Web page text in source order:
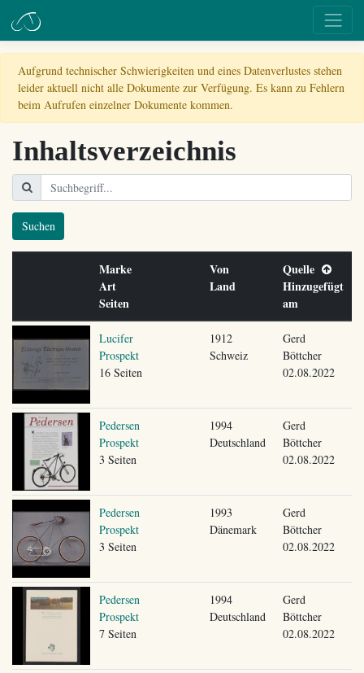
Aufgrund technischer Schwierigkeiten und eines Datenverlustes stehen
leider aktuell nicht alle Dokumente zur Verfügung. Es kann zu Fehlern
beim Aufrufen einzelner Dokumente kommen.
Inhaltsverzeichnis
Suchen
Marke
Art
Seiten
Von
Land
Quelle
Hinzugefügt
am
Lucifer
Prospekt
16 Seiten
1912
Schweiz
Gerd
Böttcher
02.08.2022
Pedersen
Prospekt
3 Seiten
1994
Deutschland
Gerd
Böttcher
02.08.2022
Pedersen
Prospekt
3 Seiten
1993
Dänemark
Gerd
Böttcher
02.08.2022
Pedersen
Prospekt
7 Seiten
1994
Deutschland
Gerd
Böttcher
02.08.2022